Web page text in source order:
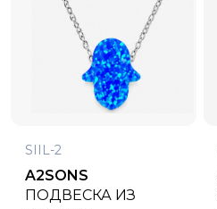
SIIL-2
A2SONS
ПОДВЕСКА ИЗ